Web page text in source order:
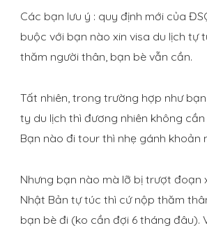
Các bạn lưu ý : quy định mới của
buộc với bạn nào xin visa du lịch tự
thăm người thân, bạn bè vẫn cần.
Tất nhiên, trong trường hợp như
ty du lịch thì đương nhiên không
Bạn nào đi tour thì nhẹ gánh khoản
Nhưng bạn nào mà lỡ bị trượt đoạn
Nhật Bản tự túc thì cứ nộp thăm
bạn bè đi (ko cần đợi 6 tháng đâu).